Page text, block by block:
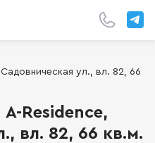
ул., вл. 82, 66
Residence,
вл. 82, 66 кв.м.